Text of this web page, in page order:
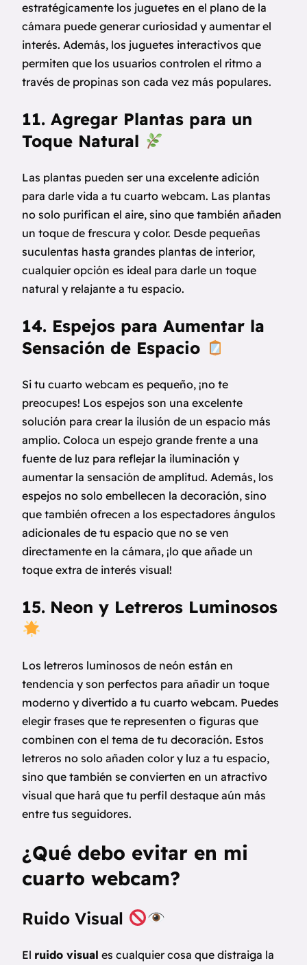
estratégicamente los juguetes en el plano de la
cámara puede generar curiosidad y aumentar el
interés. Además, los juguetes interactivos que
permiten que los usuarios controlen el ritmo a
través de propinas son cada vez más populares.
11. Agregar Plantas para un
Toque Natural
Las plantas pueden ser una excelente adición
para darle vida a tu cuarto webcam. Las plantas
no solo purifican el aire, sino que también añaden
un toque de frescura y color. Desde pequeñas
suculentas hasta grandes plantas de interior,
cualquier opción es ideal para darle un toque
natural y relajante a tu espacio.
14. Espejos para Aumentar la
Sensación de Espacio
Si tu cuarto webcam es pequeño, ¡no te
preocupes! Los espejos son una excelente
solución para crear la ilusión de un espacio más
amplio. Coloca un espejo grande frente a una
fuente de luz para reflejar la iluminación y
aumentar la sensación de amplitud. Además, los
espejos no solo embellecen la decoración, sino
que también ofrecen a los espectadores ángulos
adicionales de tu espacio que no se ven
directamente en la cámara, ¡lo que añade un
toque extra de interés visual!
15. Neon y Letreros Luminosos
Los letreros luminosos de neón están en
tendencia y son perfectos para añadir un toque
moderno y divertido a tu cuarto webcam. Puedes
elegir frases que te representen o figuras que
combinen con el tema de tu decoración. Estos
letreros no solo añaden color y luz a tu espacio,
sino que también se convierten en un atractivo
visual que hará que tu perfil destaque aún más
entre tus seguidores.
¿Qué debo evitar en mi
cuarto webcam?
Ruido Visual
El ruido visual es cualquier cosa que distraiga la